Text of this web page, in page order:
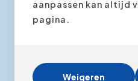
aanpassen kan altijd
pagina.
Weigeren